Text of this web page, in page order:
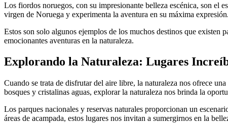
Los fiordos noruegos, con su impresionante belleza escénica, son el
virgen de Noruega y experimenta la aventura en su máxima expresión.
Estos son solo algunos ejemplos de los muchos destinos que
emocionantes aventuras en la naturaleza.
Explorando la Naturaleza: Lugares
Cuando se trata de disfrutar del aire libre, la naturaleza nos ofrece
bosques y cristalinas aguas, explorar la naturaleza nos brinda la
Los parques nacionales y reservas naturales proporcionan un
áreas de acampada, estos lugares nos invitan a sumergirnos en la